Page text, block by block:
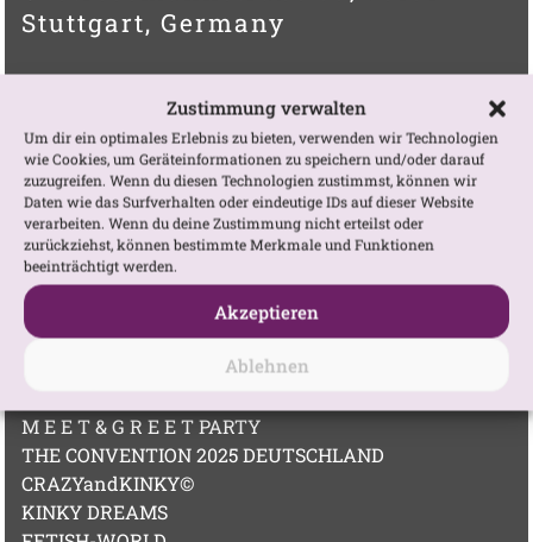
Zustimmung verwalten
Um dir ein optimales Erlebnis zu bieten, verwenden wir Technologien
wie Cookies, um Geräteinformationen zu speichern und/oder darauf
zuzugreifen. Wenn du diesen Technologien zustimmst, können wir
Daten wie das Surfverhalten oder eindeutige IDs auf dieser Website
verarbeiten. Wenn du deine Zustimmung nicht erteilst oder
zurückziehst, können bestimmte Merkmale und Funktionen
beeinträchtigt werden.
Akzeptieren
Ablehnen
Stuttgart, Germany
https://eventfrog.de/de/p/party/house-
techno/atomi-con-die-kinky-party-des-
jahres-im-perkins-park-
7254443549785001163.html
GOOGLE KARTE ANZEIGEN
M E E T & G R E E T PARTY
THE CONVENTION 2025 DEUTSCHLAND
CRAZYandKINKY©
KINKY DREAMS